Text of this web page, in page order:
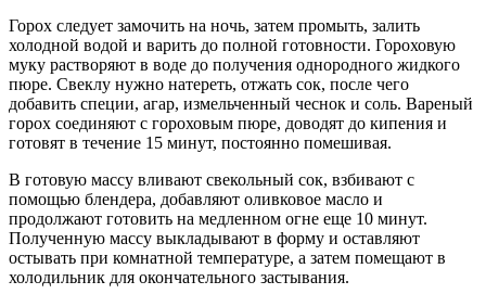
Горох следует замочить на ночь, затем промыть, залить
холодной водой и варить до полной готовности. Гороховую
муку растворяют в воде до получения однородного жидкого
пюре. Свеклу нужно натереть, отжать сок, после чего
добавить специи, агар, измельченный чеснок и соль. Вареный
горох соединяют с гороховым пюре, доводят до кипения и
готовят в течение 15 минут, постоянно помешивая.
В готовую массу вливают свекольный сок, взбивают с
помощью блендера, добавляют оливковое масло и
продолжают готовить на медленном огне еще 10 минут.
Полученную массу выкладывают в форму и оставляют
остывать при комнатной температуре, а затем помещают в
холодильник для окончательного застывания.